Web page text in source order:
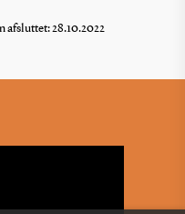
afsluttet: 28.10.2022